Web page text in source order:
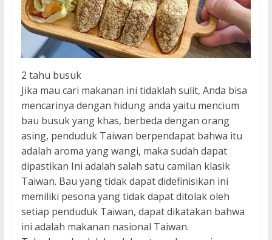
2 tahu busuk
Jika mau cari makanan ini tidaklah sulit, Anda bisa
mencarinya dengan hidung anda yaitu mencium
bau busuk yang khas, berbeda dengan orang
asing, penduduk Taiwan berpendapat bahwa itu
adalah aroma yang wangi, maka sudah dapat
dipastikan Ini adalah salah satu camilan klasik
Taiwan. Bau yang tidak dapat didefinisikan ini
memiliki pesona yang tidak dapat ditolak oleh
setiap penduduk Taiwan, dapat dikatakan bahwa
ini adalah makanan nasional Taiwan.